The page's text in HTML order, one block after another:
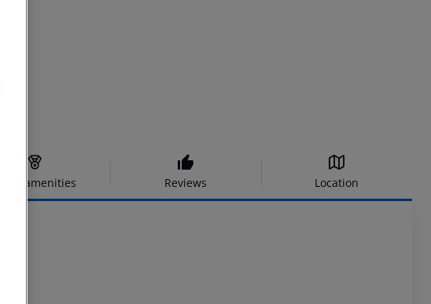
Hotel amenities Reviews Location